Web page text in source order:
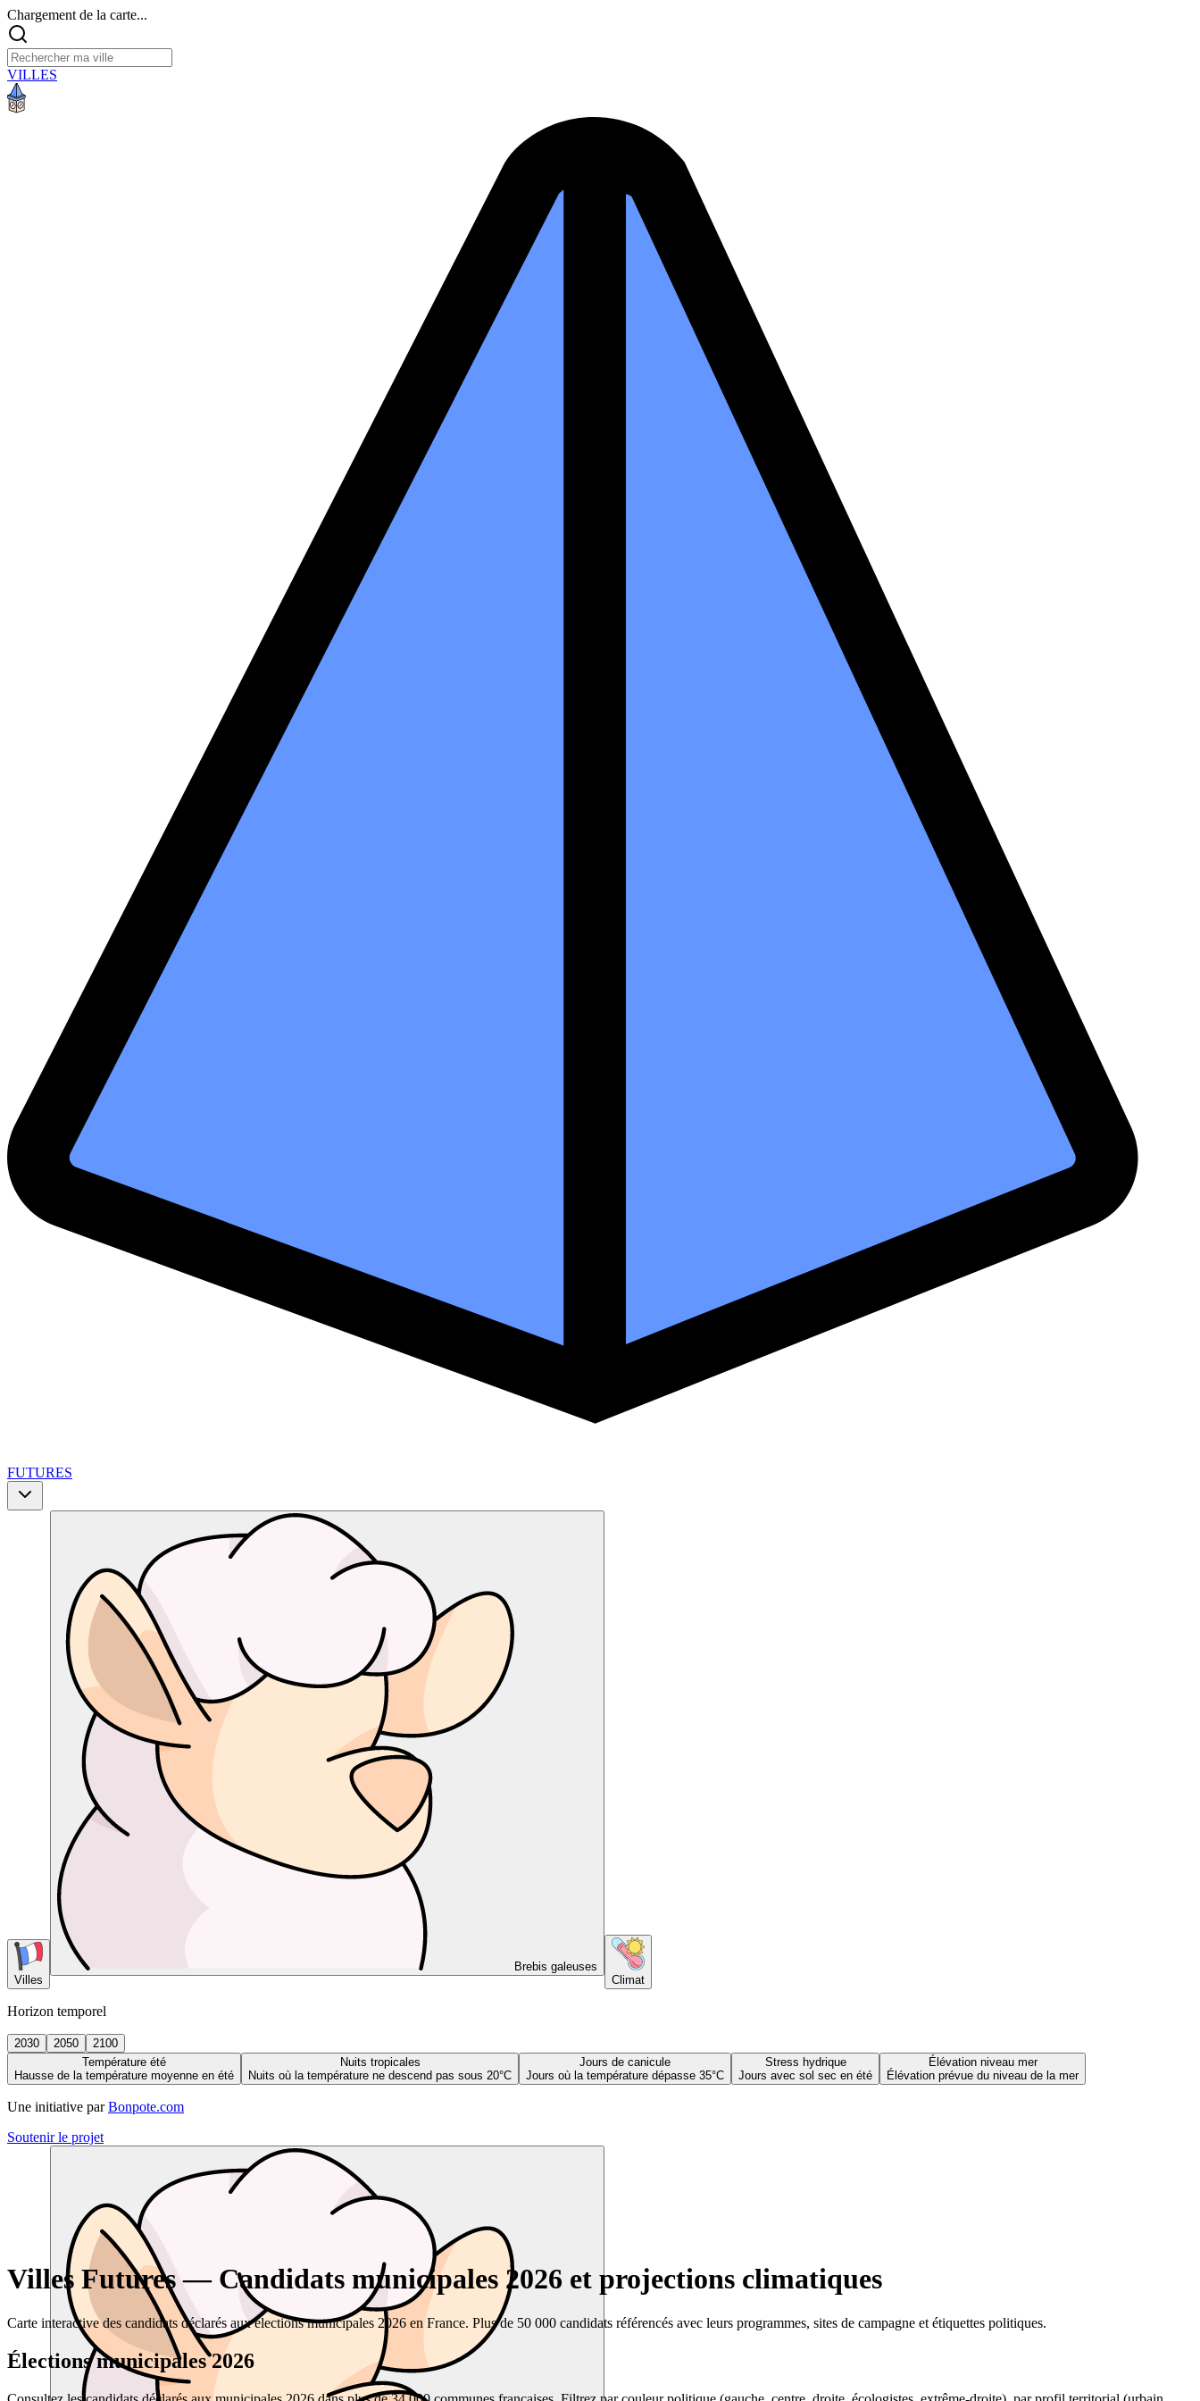
Chargement de la carte...
VILLES
FUTURES
Villes
Brebis galeuses
Climat
Horizon temporel
2030 2050
2100
Température été
Hausse de la température moyenne en été
Nuits tropicales
Nuits où la température ne descend pas sous 20°C
Jours de canicule
Jours où la température dépasse 35°C
Stress hydrique
Jours avec sol sec en été
Élévation niveau mer
Élévation prévue du niveau de la mer
Une initiative par Bonpote.com
Soutenir le projet
Villes Futures — Candidats municipales 2026 et projections climatiques
Carte interactive des candidats déclarés aux élections municipales 2026 en France. Plus de 50 000 candidats référencés avec leurs programmes, sites de campagne et étiquettes politiques.
Élections municipales 2026